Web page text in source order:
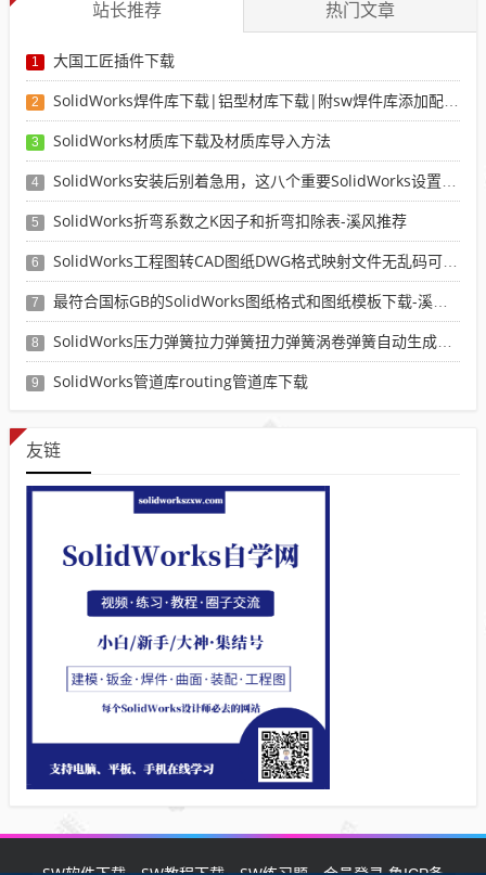
站长推荐 热门文章
1 大国工匠插件下载
2 SolidWorks焊件库下载|铝型材库下载|附sw焊件库添加配置使用教程
3 SolidWorks材质库下载及材质库导入方法
4 SolidWorks安装后别着急用，这八个重要SolidWorks设置可以提高你的画图效率
5 SolidWorks折弯系数之K因子和折弯扣除表-溪风推荐
6 SolidWorks工程图转CAD图纸DWG格式映射文件无乱码可分层-溪风亲测推荐
7 最符合国标GB的SolidWorks图纸格式和图纸模板下载-溪风专用版
8 SolidWorks压力弹簧拉力弹簧扭力弹簧涡卷弹簧自动生成宏程序下载
9 SolidWorks管道库routing管道库下载
友链